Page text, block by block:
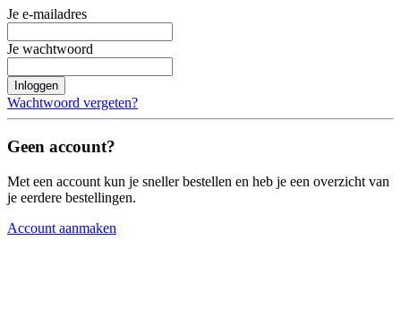
Je e-mailadres
Je wachtwoord
Inloggen
Wachtwoord vergeten?
Geen account?
Met een account kun je sneller bestellen en heb je een overzicht van
je eerdere bestellingen.
Account aanmaken